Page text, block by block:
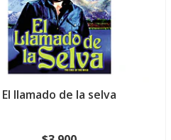
El llamado de la selva